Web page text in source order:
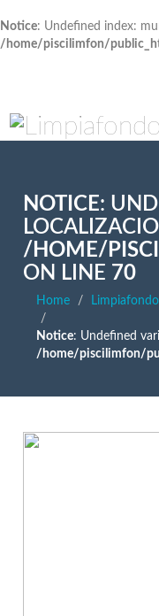
Notice: Undefined index:
/home/piscilimfon/
NOTICE:
/HOME/
ON LINE 70
Home
Notice: Undefined
/home/piscilimfon/